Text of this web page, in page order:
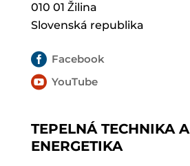
010 01 Žilina
Slovenská republika
 Facebook
 YouTube
TEPELNÁ TECHNIKA A
ENERGETIKA